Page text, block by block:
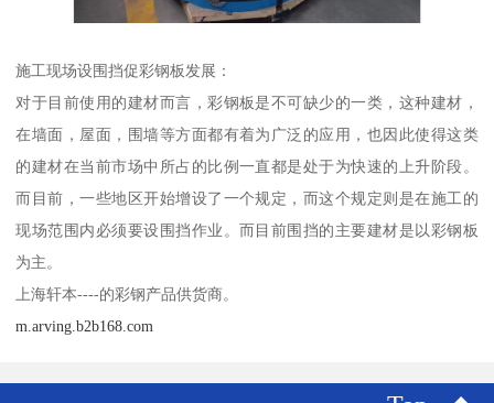
施工现场设围挡促彩钢板发展：
对于目前使用的建材而言，彩钢板是不可缺少的一类，这种建材，
在墙面，屋面，围墙等方面都有着为广泛的应用，也因此使得这类
的建材在当前市场中所占的比例一直都是处于为快速的上升阶段。
而目前，一些地区开始增设了一个规定，而这个规定则是在施工的
现场范围内必须要设围挡作业。而目前围挡的主要建材是以彩钢板
为主。
上海轩本----的彩钢产品供货商。
m.arving.b2b168.com